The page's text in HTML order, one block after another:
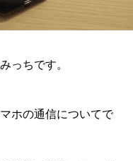
っちです。
ホの通信についてで